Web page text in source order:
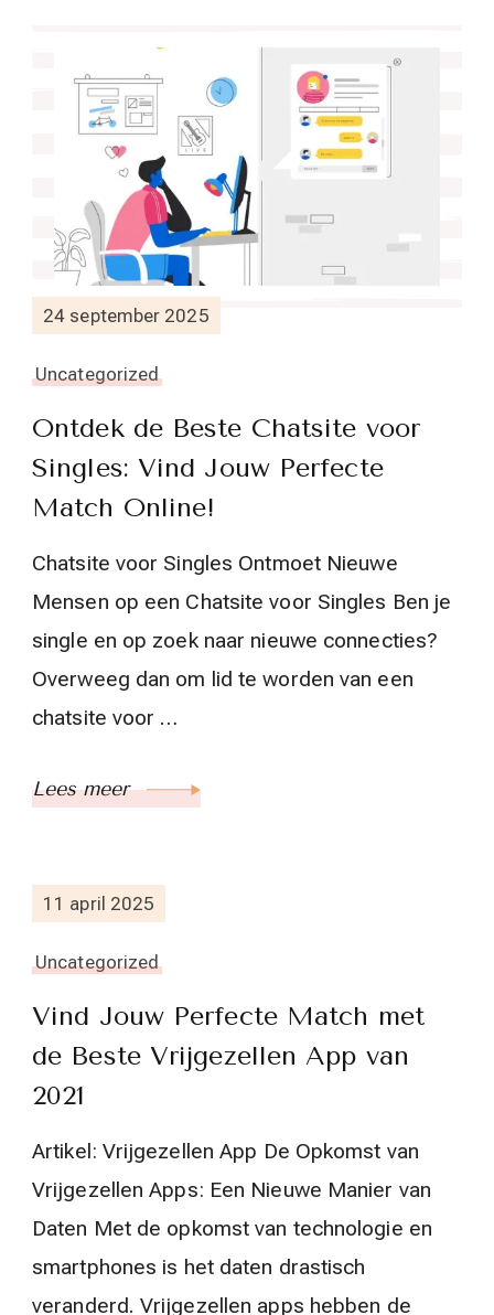
24 september 2025
Uncategorized
Ontdek de Beste Chatsite voor
Singles: Vind Jouw Perfecte
Match Online!
Chatsite voor Singles Ontmoet Nieuwe
Mensen op een Chatsite voor Singles Ben je
single en op zoek naar nieuwe connecties?
Overweeg dan om lid te worden van een
chatsite voor …
Lees meer
11 april 2025
Uncategorized
Vind Jouw Perfecte Match met
de Beste Vrijgezellen App van
2021
Artikel: Vrijgezellen App De Opkomst van
Vrijgezellen Apps: Een Nieuwe Manier van
Daten Met de opkomst van technologie en
smartphones is het daten drastisch
veranderd. Vrijgezellen apps hebben de